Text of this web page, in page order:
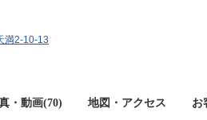
満2-10-13
・動画(70) 地図・アクセス お